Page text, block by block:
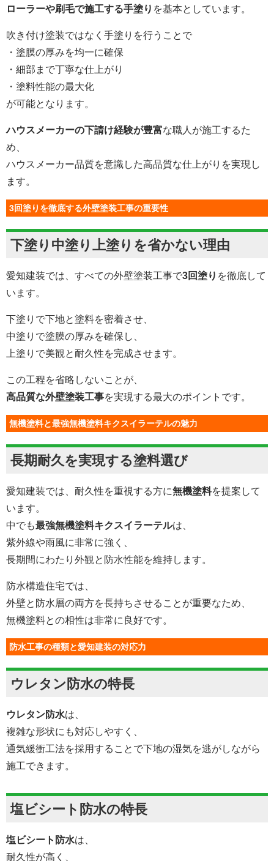
ローラーや刷毛で施工する手塗り を基本としています。
吹き付け塗装ではなく手塗りを行うことで
・塗膜の厚みを均一に確保
・細部まで丁寧な仕上がり
・塗料性能の最大化
が可能となります。
ハウスメーカーの下請け経験が豊富な職人が施工するた
め、
ハウスメーカー品質を意識した高品質な仕上がりを実現し
ます。
3回塗りを徹底する外壁塗装工事の重要性
下塗り中塗り上塗りを省かない理由
愛知建装では、すべての外壁塗装工事で3回塗り を徹底して
います。
下塗りで下地と塗料を密着させ、
中塗りで塗膜の厚みを確保し、
上塗りで美観と耐久性を完成させます。
この工程を省略しないことが、
高品質な外壁塗装工事を実現する最大のポイントです。
無機塗料と最強無機塗料キクスイラーテルの魅力
長期耐久を実現する塗料選び
愛知建装では、耐久性を重視する方に無機塗料を提案して
います。
中でも最強無機塗料キクスイラーテルは、
紫外線や雨風に非常に強く、
長期間にわたり外観と防水性能を維持します。
防水構造住宅では、
外壁と防水層の両方を長持ちさせることが重要なため、
無機塗料との相性は非常に良好です。
防水工事の種類と愛知建装の対応力
ウレタン防水の特長
ウレタン防水は、
複雑な形状にも対応しやすく、
通気緩衝工法を採用することで下地の湿気を逃がしながら
施工できます。
塩ビシート防水の特長
塩ビシート防水は、
耐久性が高く、